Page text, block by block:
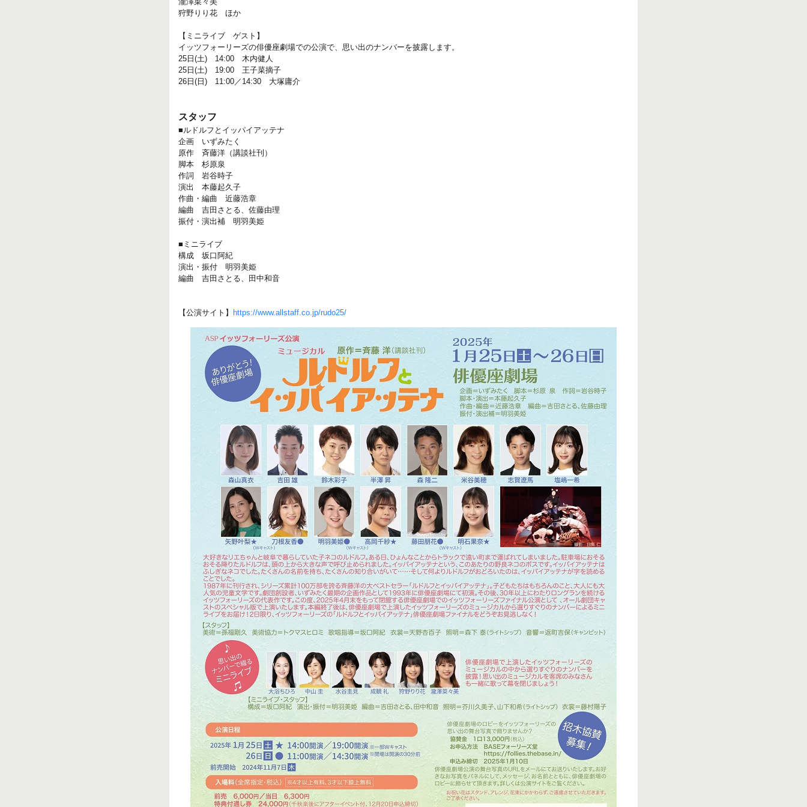
狩野りり花 ほか
【ミニライブ ゲスト】
イッツフォーリーズの俳優座劇場での公演で、思い出のナンバーを披露します。
25日(土) 14:00 木内健人
25日(土) 19:00 王子菜摘子
26日(日) 11:00／14:30 大塚庸介
スタッフ
■ルドルフとイッパイアッテナ
企画 いずみたく
原作 斉藤洋（講談社刊）
脚本 杉原泉
作詞 岩谷時子
演出 本藤起久子
作曲・編曲 近藤浩章
編曲 吉田さとる、佐藤由理
振付・演出補 明羽美姫
■ミニライブ
構成 坂口阿紀
演出・振付 明羽美姫
編曲 吉田さとる、田中和音
【公演サイト】 https://www.allstaff.co.jp/rudo25/